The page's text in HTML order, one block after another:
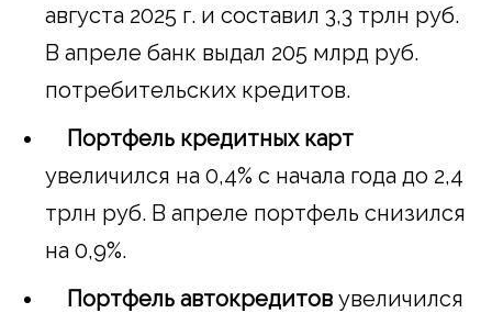
августа 2025 г. и составил 3,3 трлн руб.
В апреле банк выдал 205 млрд руб.
потребительских кредитов.
Портфель кредитных карт
увеличился на 0,4% с начала года до 2,4
трлн руб. В апреле портфель снизился
на 0,9%.
Портфель автокредитов увеличился